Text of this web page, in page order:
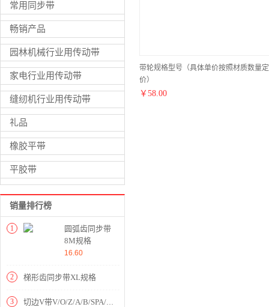
常用同步带
畅销产品
园林机械行业用传动带
家电行业用传动带
缝纫机行业用传动带
礼品
橡胶平带
平胶带
销量排行榜
1
圆弧齿同步带
8M规格
16.60
2 梯形齿同步带XL规格
3 切边V带V/O/Z/A/B/SPA/SPB/SPZ
带轮规格型号（具体单价按照材质数量定
价）
￥ 58.00